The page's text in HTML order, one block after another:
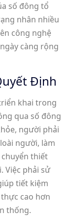
số đông tổ
nhân nhiều
công nghệ
càng rộng
Định
khai trong
qua số đông
người phải
người, làm
thiết
Việc phải sử
tiết kiệm
cao hơn
thống.